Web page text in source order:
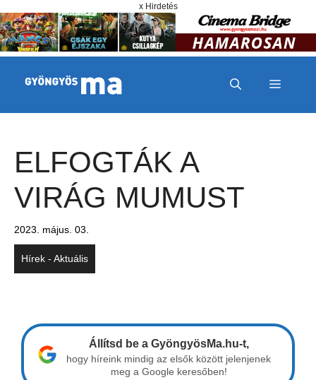
x Hirdetés
MENÜ
ELFOGTÁK A
VIRÁG MUMUST
2023. május. 03.
Hírek - Aktuális
Állítsd be a GyöngyösMa.hu-t,
hogy híreink mindig az elsők között jelenjenek
meg a Google keresőben!